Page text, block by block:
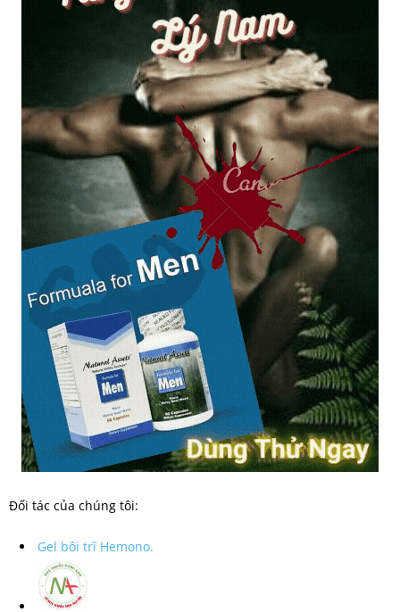
Đối tác của chúng tôi:
Gel bôi trĩ Hemono.